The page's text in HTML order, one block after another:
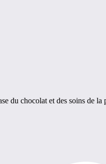
du chocolat et des soins de la